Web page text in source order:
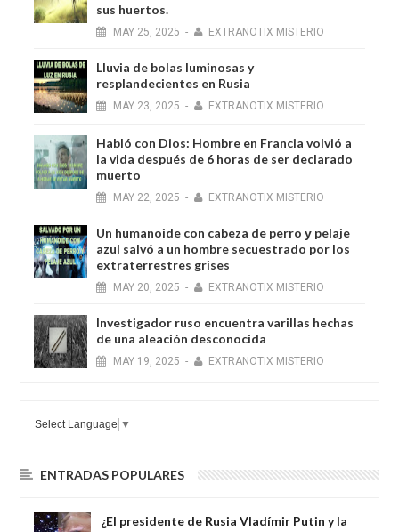
sus huertos.
MAY 25, 2025 - EXTRANOTIX MISTERIO
Lluvia de bolas luminosas y
resplandecientes en Rusia
MAY 23, 2025 - EXTRANOTIX MISTERIO
Habló con Dios: Hombre en Francia volvió a
la vida después de 6 horas de ser declarado
muerto
MAY 22, 2025 - EXTRANOTIX MISTERIO
Un humanoide con cabeza de perro у pelaje
azul salvó a un hombre secuestrado por los
extraterrestres grises
MAY 20, 2025 - EXTRANOTIX MISTERIO
Investigador ruso encuentra varillas hechas
de una aleación desconocida
MAY 19, 2025 - EXTRANOTIX MISTERIO
Select Language ▼
ENTRADAS POPULARES
¿El presidente de Rusia Vladímir Putin y la